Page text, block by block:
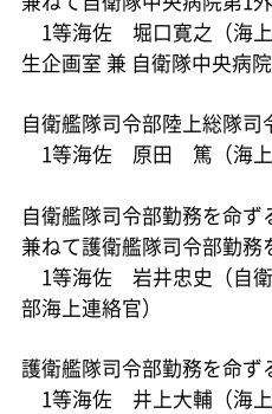
1等海佐 堀口寛之（海
生企画室 兼 自衛隊中央病院
自衛艦隊司令部陸上総隊
1等海佐 原田 篤（海上
自衛艦隊司令部勤務を命ず
兼ねて護衛艦隊司令部勤務
1等海佐 岩井忠史（自
部海上連絡官）
護衛艦隊司令部勤務を命ず
1等海佐 井上大輔（海上